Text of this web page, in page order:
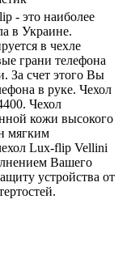
- это наиболее
в Украине.
в чехле
грани телефона
За счет этого Вы
в руке. Чехол
Чехол
кожи высокого
мягким
Lux-flip Vellini
Вашего
устройства от